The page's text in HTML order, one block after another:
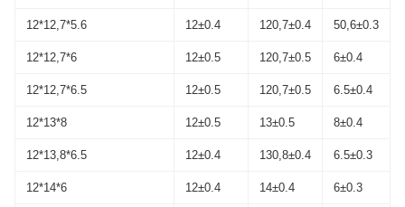
12*12,7*5.6 12±0.4 120,7±0.4 50,6±0.3
12*12,7*6 12±0.5 120,7±0.5 6±0.4
12*12,7*6.5 12±0.5 120,7±0.5 6.5±0.4
12*13*8 12±0.5 13±0.5 8±0.4
12*13,8*6.5 12±0.4 130,8±0.4 6.5±0.3
12*14*6 12±0.4 14±0.4 6±0.3